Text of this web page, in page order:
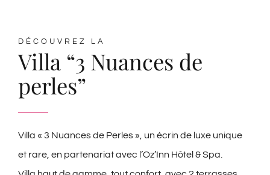
DÉCOUVREZ LA
Villa “3 Nuances de
perles”
Villa « 3 Nuances de Perles », un écrin de luxe unique
et rare, en partenariat avec l’Oz’Inn Hôtel & Spa.